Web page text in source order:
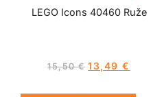
LEGO Icons 40460 Ruže
15,50€ 13,49€